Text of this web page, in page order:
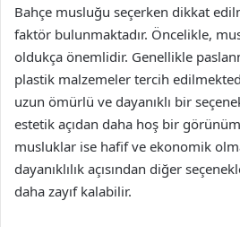
Bahçe musluğu seçerken dikkat
faktör bulunmaktadır. Öncelikle,
oldukça önemlidir. Genellikle
plastik malzemeler tercih
uzun ömürlü ve dayanıklı bir
estetik açıdan daha hoş bir
musluklar ise hafif ve ekonomik
dayanıklılık açısından diğer
daha zayıf kalabilir.